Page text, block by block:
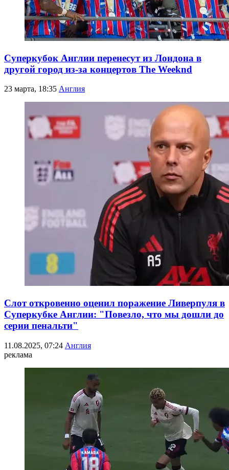
Суперкубок Англии перенесут из Лондона в
другой город из-за концертов The Weeknd
23 марта, 18:35 Англия
Слот откровенно оценил поражение Ливерпуля в
Суперкубке Англии: "Повезло, что мы дошли до
серии пенальти"
11.08.2025, 07:24 Англия
реклама